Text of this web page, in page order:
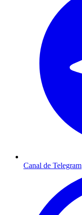
Canal de Telegram